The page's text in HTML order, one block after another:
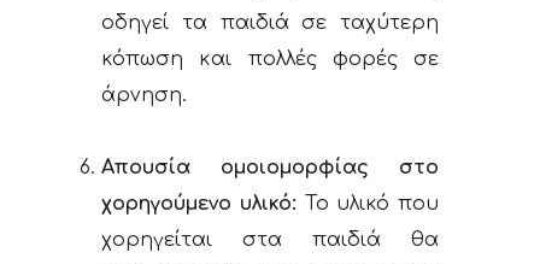
οδηγεί τα παιδιά σε ταχύτερη
κόπωση και πολλές φορές σε
άρνηση.
Απουσία ομοιομορφίας στο
χορηγούμενο υλικό: To υλικό που
χορηγείται στα παιδιά θα